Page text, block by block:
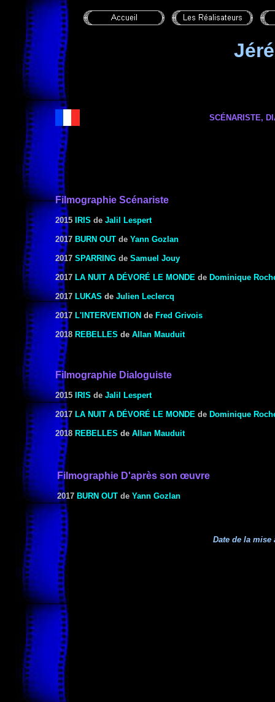
SCÉNARISTE,
Filmographie Scénariste
2015 IRIS de Jalil Lespert
2017 BURN OUT de Yann Gozlan
2017 SPARRING de Samuel Jouy
2017 LA NUIT A DÉVORÉ LE MONDE de Dominique
2017 LUKAS de Julien Leclercq
2017 L'INTERVENTION de Fred Grivois
2018 REBELLES de Allan Mauduit
Filmographie Dialoguiste
2015 IRIS de Jalil Lespert
2017 LA NUIT A DÉVORÉ LE MONDE de Dominique
2018 REBELLES de Allan Mauduit
Filmographie D'après son œuvre
2017 BURN OUT de Yann Gozlan
Date de la